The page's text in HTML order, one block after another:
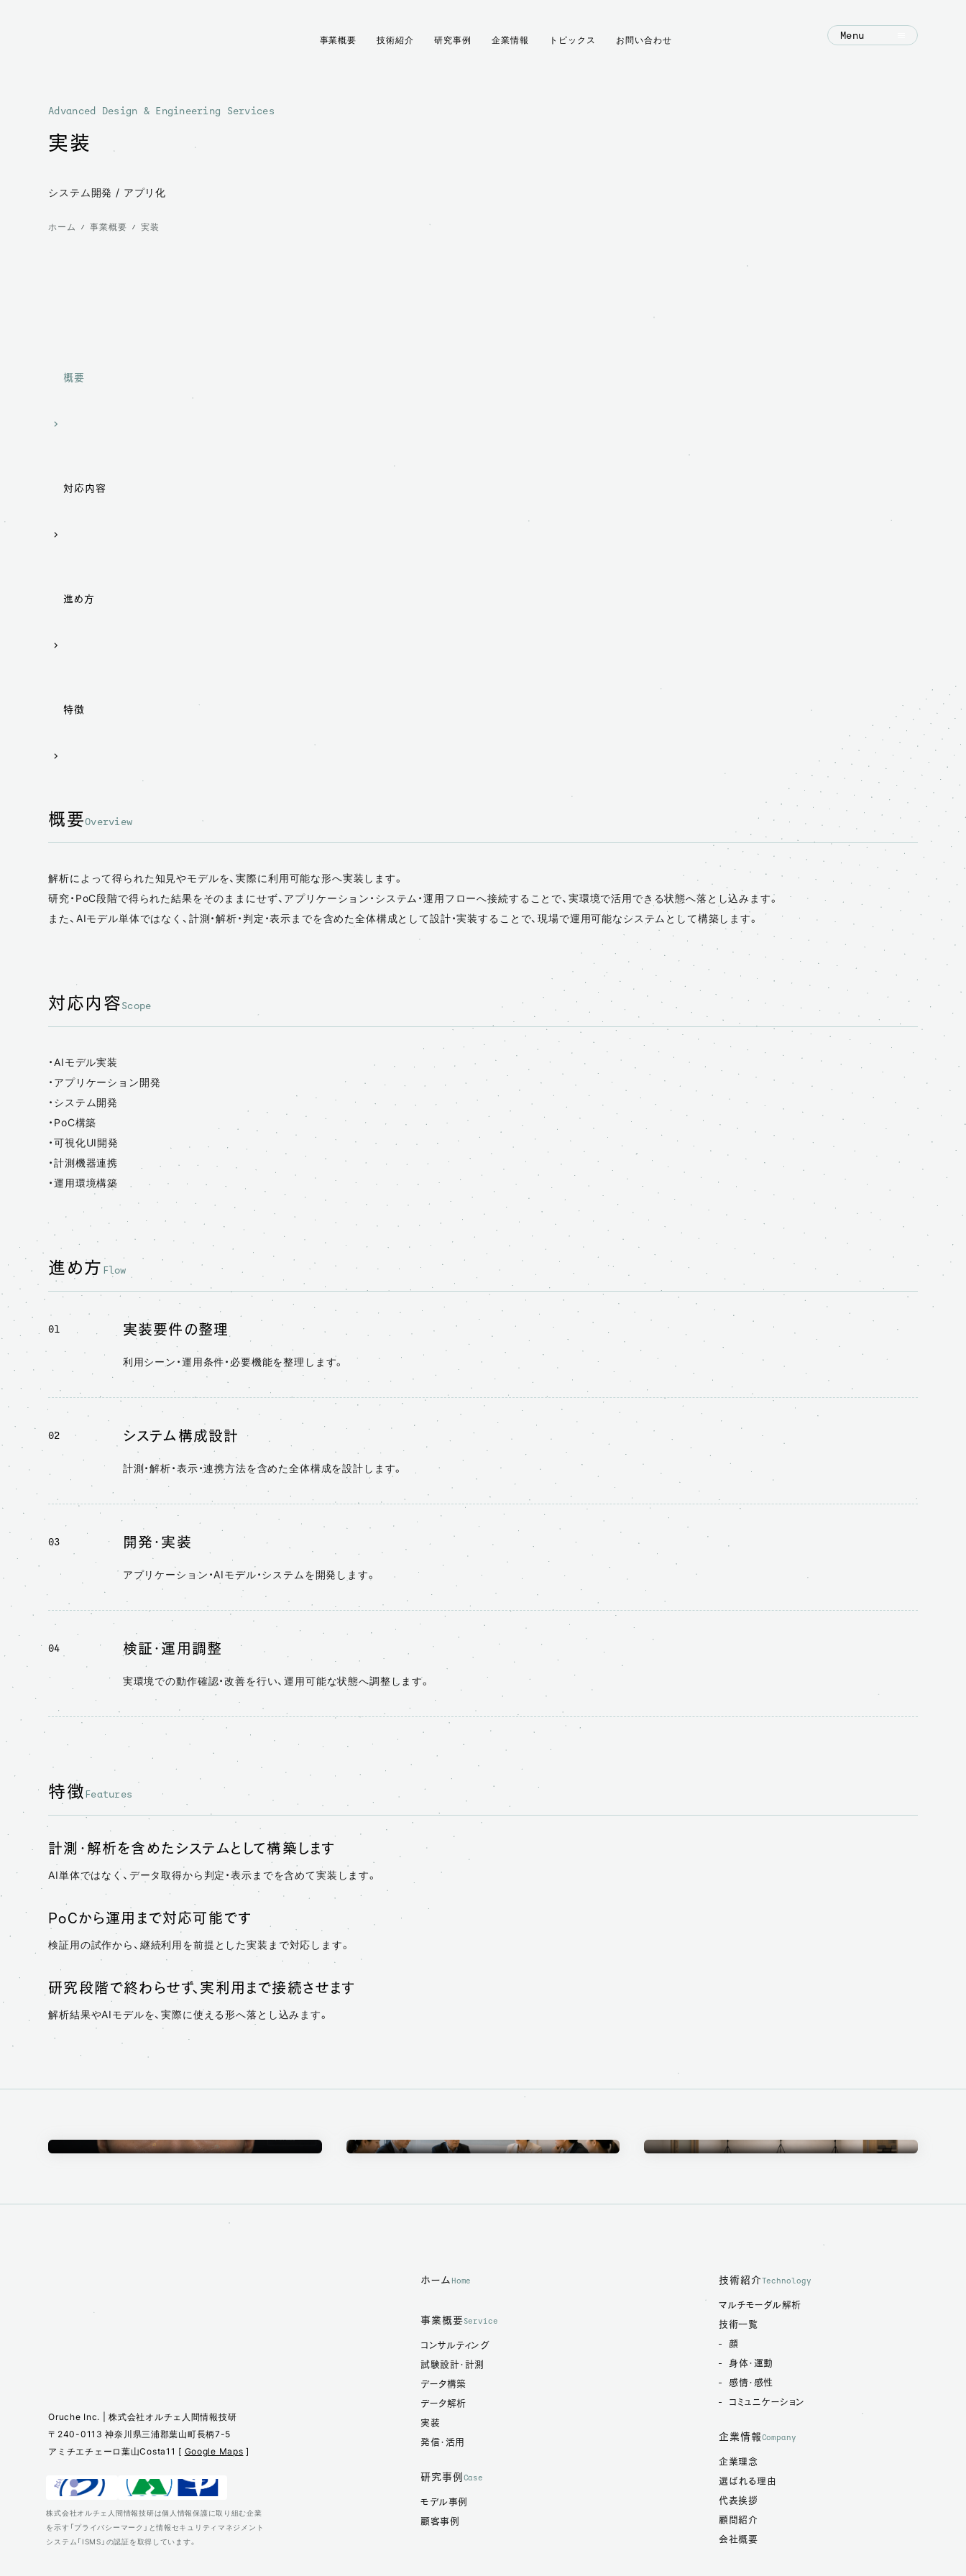
事業概要 技術紹介 研究事例 企業情報 トピックス お問い合わせ Menu
実装
Advanced Design & Engineering Services
システム開発 / アプリ化
ホーム 事業概要 実装
概要
対応内容
進め方
特徴
概要Overview
解析によって得られた知見やモデルを、実際に利用可能な形へ実装します。
研究・PoC段階で得られた結果をそのままにせず、アプリケーション・システム・運用フローへ接続することで、実環境で活用できる状態へ落とし込みます。
また、AIモデル単体ではなく、計測・解析・判定・表示までを含めた全体構成として設計・実装することで、現場で運用可能なシステムとして構築します。
対応内容Scope
・AIモデル実装
・アプリケーション開発
・システム開発
・PoC構築
・可視化UI開発
・計測機器連携
・運用環境構築
進め方 Flow
01 実装要件の整理
利用シーン・運用条件・必要機能を整理します。
02 システム構成設計
計測・解析・表示・連携方法を含めた全体構成を設計します。
03 開発・実装
アプリケーション・AIモデル・システムを開発します。
04 検証・運用調整
実環境での動作確認・改善を行い、運用可能な状態へ調整します。
特徴Features
計測・解析を含めたシステムとして構築します
AI単体ではなく、データ取得から判定・表示までを含めて実装します。
PoCから運用まで対応可能です
検証用の試作から、継続利用を前提とした実装まで対応します。
研究段階で終わらせず、実利用まで接続させます
解析結果やAIモデルを、実際に使える形へ落とし込みます。
Oruche Inc. | 株式会社オルチェ人間情報技研
〒240-0113 神奈川県三浦郡葉山町長柄7-5
アミチエチェーロ葉山Costa11 [ Google Maps ]
株式会社オルチェ人間情報技研は個人情報保護に取り組む企業
を示す「プライバシーマーク」と情報セキュリティマネジメント
システム「ISMS」の認証を取得しています。
ホーム Home
事業概要Service
コンサルティング
試験設計・計測
データ構築
データ解析
実装
発信・活用
研究事例 Case
モデル事例
顧客事例
技術紹介Technology
マルチモーダル解析
技術一覧
顔
身体・運動
感情・感性
コミュニケーション
企業情報Company
企業理念
選ばれる理由
代表挨拶
顧問紹介
会社概要